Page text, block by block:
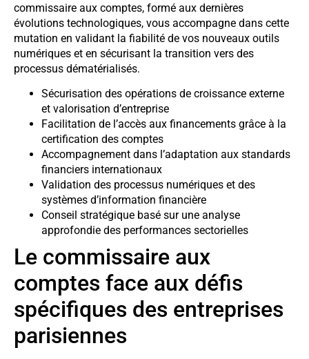
commissaire aux comptes, formé aux dernières
évolutions technologiques, vous accompagne dans cette
mutation en validant la fiabilité de vos nouveaux outils
numériques et en sécurisant la transition vers des
processus dématérialisés.
Sécurisation des opérations de croissance externe
et valorisation d’entreprise
Facilitation de l’accès aux financements grâce à la
certification des comptes
Accompagnement dans l’adaptation aux standards
financiers internationaux
Validation des processus numériques et des
systèmes d’information financière
Conseil stratégique basé sur une analyse
approfondie des performances sectorielles
Le commissaire aux
comptes face aux défis
spécifiques des entreprises
parisiennes